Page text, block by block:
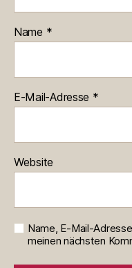
Name *
E-Mail-Adresse *
Website
Name, E-Mail-
meinen nächsten